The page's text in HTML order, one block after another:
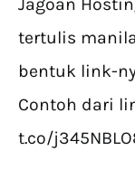
tertulis
bentuk link-
Contoh dari
t.co/